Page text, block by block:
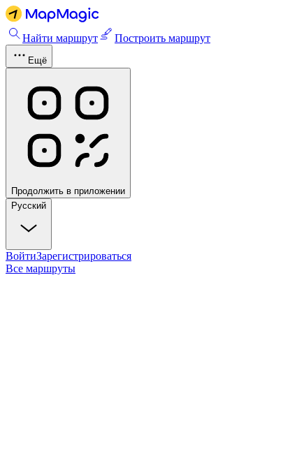
Найти маршрут Построить маршрут
Ещё
Продолжить в приложении
Русский
ВойтиЗарегистрироваться
Все маршруты